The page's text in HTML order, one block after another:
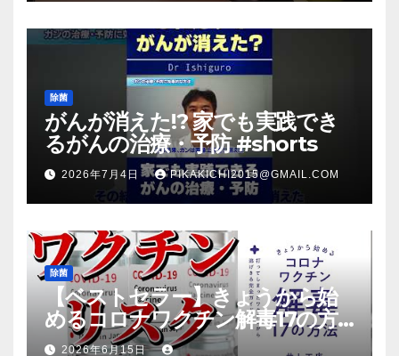
除菌
がんが消えた!? 家でも実践でき
るがんの治療・予防 #shorts
2026年7月4日 PIKAKICHI2015@GMAIL.COM
除菌
【ベストセラー】きょうから始
めるコロナワクチン解毒17の方
法【本要約】
2026年6月15日